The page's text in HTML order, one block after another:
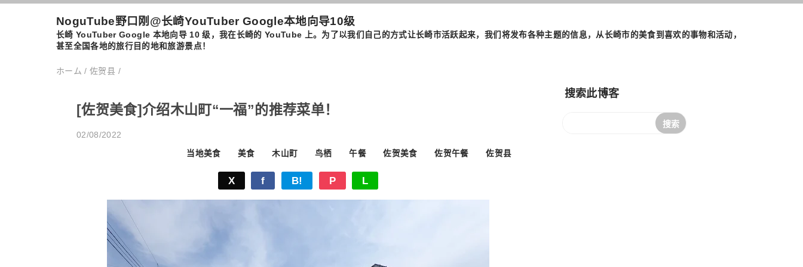
NoguTube野口刚@长崎YouTuber Google本地向导10级
长崎 YouTuber Google 本地向导 10 级，我在长崎的 YouTube 上。为了以我们自己的方式让长崎市活跃起来，我们将发布各种主题的信息，从长崎市的美食到喜欢的事物和活动，
甚至全国各地的旅行目的地和旅游景点！
ホーム /佐贺县 /
[佐贺美食]介绍木山町“一福”的推荐菜单！
02/08/2022
当地美食 美食 木山町 鸟栖 午餐 佐贺美食 佐贺午餐 佐贺县
X f B! P L
搜索此博客